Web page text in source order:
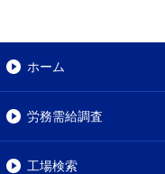
ホーム
労務需給調査
工場検索